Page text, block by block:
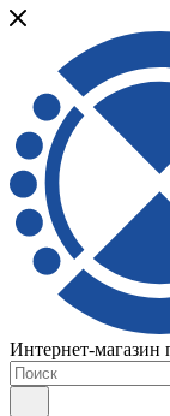
Интернет-магазин